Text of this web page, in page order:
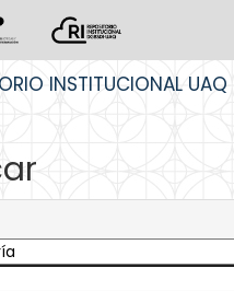
INSTITUCIONAL UAQ